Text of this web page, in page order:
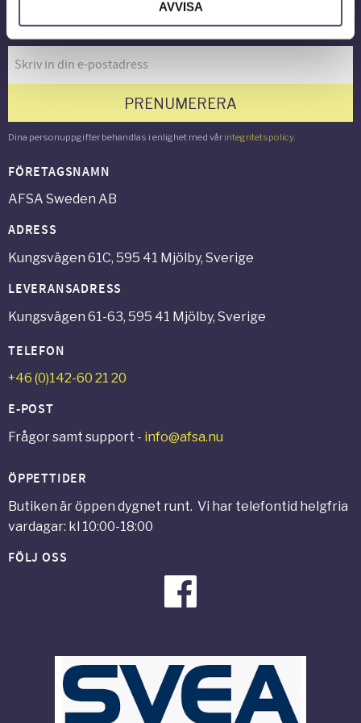
AVVISA
Nyhetsbrev
PRENUMERERA
Dina personuppgifter behandlas i enlighet med vår integritetspolicy.
FÖRETAGSNAMN
AFSA Sweden AB
ADRESS
Kungsvägen 61C, 595 41 Mjölby, Sverige
LEVERANSADRESS
Kungsvägen 61-63, 595 41 Mjölby, Sverige
TELEFON
+46 (0)142-60 21 20
E-POST
Frågor samt support - info@afsa.nu
ÖPPETTIDER
Butiken är öppen dygnet runt. Vi har telefontid helgfria
vardagar: kl 10:00-18:00
FÖLJ OSS